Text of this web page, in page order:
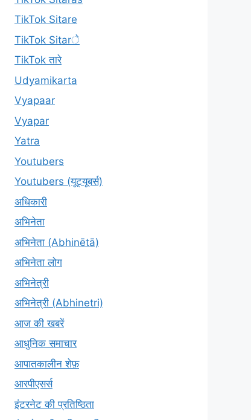
TikTok Sitare
TikTok Sitarे
TikTok तारे
Udyamikarta
Vyapaar
Vyapar
Yatra
Youtubers
Youtubers (यूट्यूबर्स)
अधिकारी
अभिनेता
अभिनेता (Abhinētā)
अभिनेता लोग
अभिनेत्री
अभिनेत्री (Abhinetri)
आज की खबरें
आधुनिक समाचार
आपातकालीन शेफ़
आरपीएसर्स
इंटरनेट की प्रतिष्ठिता